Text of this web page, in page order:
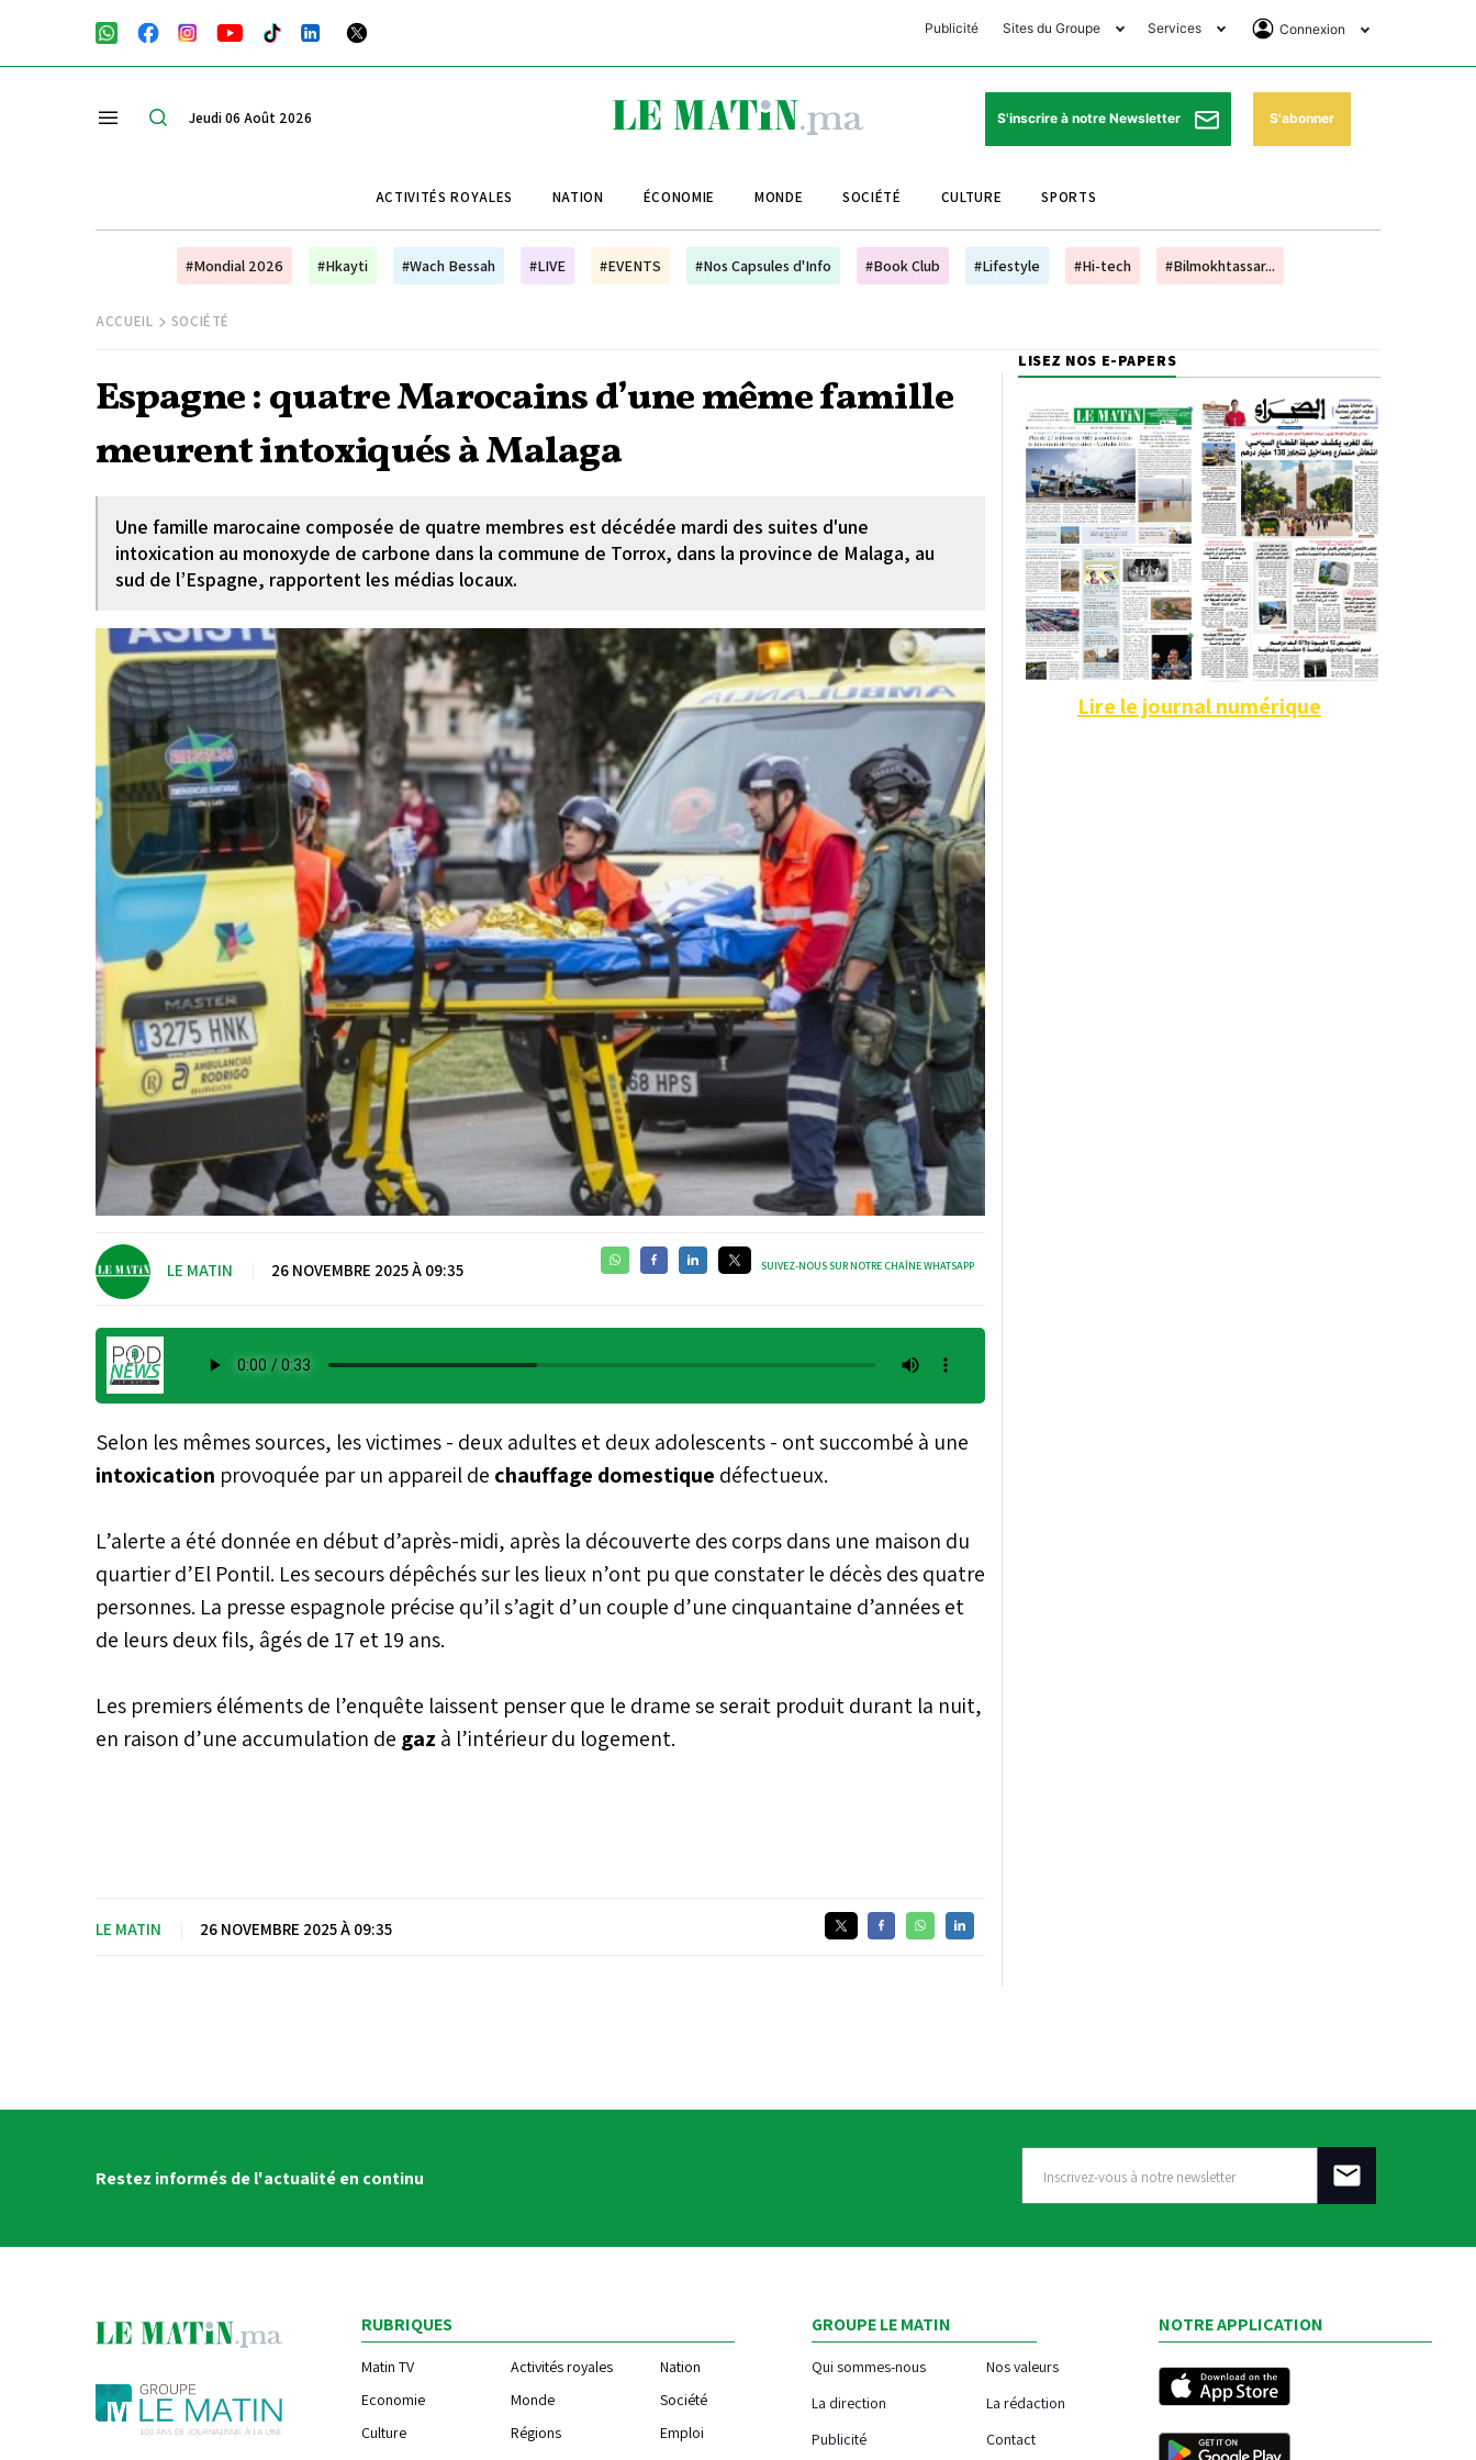
Publicité Sites du Groupe
Club Avantages
Le Matin Sports
Le Matin Store
Le Matin Annonces
Morocco Today Forum
Bookclub
Services
Horaires de prières
Pharmacies de garde
Programme TV
Cinéma
Connexion
Se Connecter
Abonnement
Jeudi 06 Août 2026 S'inscrire à notre Newsletter S'abonner
ACTIVITÉS ROYALES NATION ÉCONOMIE MONDE SOCIÉTÉ CULTURE SPORTS
#Mondial 2026 #Hkayti #Wach Bessah #LIVE #EVENTS #Nos Capsules d'Info #Book Club #Lifestyle #Hi-tech #Bilmokhtassar...
ACCUEIL SOCIÉTÉ
Espagne : quatre Marocains d’une même famille
meurent intoxiqués à Malaga
Une famille marocaine composée de quatre membres est décédée mardi des suites d'une
intoxication au monoxyde de carbone dans la commune de Torrox, dans la province de Malaga, au
sud de l’Espagne, rapportent les médias locaux.
LE MATIN 26 NOVEMBRE 2025 À 09:35 SUIVEZ-NOUS SUR NOTRE CHAÎNE WHATSAPP
Selon les mêmes sources, les victimes - deux adultes et deux adolescents - ont succombé à une
intoxication provoquée par un appareil de chauffage domestique défectueux.
L’alerte a été donnée en début d’après-midi, après la découverte des corps dans une maison du
quartier d’El Pontil. Les secours dépêchés sur les lieux n’ont pu que constater le décès des quatre
personnes. La presse espagnole précise qu’il s’agit d’un couple d’une cinquantaine d’années et
de leurs deux fils, âgés de 17 et 19 ans.
Les premiers éléments de l’enquête laissent penser que le drame se serait produit durant la nuit,
en raison d’une accumulation de gaz à l’intérieur du logement.
LE MATIN 26 NOVEMBRE 2025 À 09:35
LISEZ NOS E-PAPERS
Lire le journal numérique
Restez informés de l'actualité en continu
RUBRIQUES
Matin TV Activités royales
Nation
Economie
Monde
Société
Culture
Régions
Emploi
GROUPE LE MATIN
Qui sommes-nous
Nos valeurs
La direction
La rédaction
Publicité
Contact
NOTRE APPLICATION